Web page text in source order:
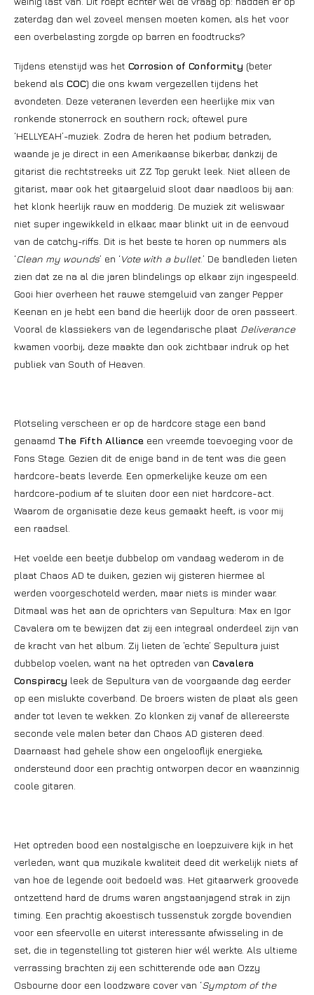
zaterdag dan wel zoveel mensen moeten komen, als het voor
een overbelasting zorgde op barren en foodtrucks?
Tijdens etenstijd was het Corrosion of Conformity (beter
bekend als COC) die ons kwam vergezellen tijdens het
avondeten. Deze veteranen leverden een heerlijke mix van
ronkende stonerrock en southern rock; oftewel pure
‘HELLYEAH’-muziek. Zodra de heren het podium betraden,
waande je je direct in een Amerikaanse bikerbar, dankzij de
gitarist die rechtstreeks uit ZZ Top gerukt leek. Niet alleen de
gitarist, maar ook het gitaargeluid sloot daar naadloos bij aan:
het klonk heerlijk rauw en modderig. De muziek zit weliswaar
niet super ingewikkeld in elkaar, maar blinkt uit in de eenvoud
van de catchy-riffs. Dit is het beste te horen op nummers als
‘Clean my wounds’ en ‘Vote with a bullet.’ De bandleden lieten
zien dat ze na al die jaren blindelings op elkaar zijn ingespeeld.
Gooi hier overheen het rauwe stemgeluid van zanger Pepper
Keenan en je hebt een band die heerlijk door de oren passeert.
Vooral de klassiekers van de legendarische plaat Deliverance
kwamen voorbij, deze maakte dan ook zichtbaar indruk op het
publiek van South of Heaven.
Plotseling verscheen er op de hardcore stage een band
genaamd The Fifth Alliance een vreemde toevoeging voor de
Fons Stage. Gezien dit de enige band in de tent was die geen
hardcore-beats leverde. Een opmerkelijke keuze om een
hardcore-podium af te sluiten door een niet hardcore-act.
Waarom de organisatie deze keus gemaakt heeft, is voor mij
een raadsel.
Het voelde een beetje dubbelop om vandaag wederom in de
plaat Chaos AD te duiken, gezien wij gisteren hiermee al
werden voorgeschoteld werden, maar niets is minder waar.
Ditmaal was het aan de oprichters van Sepultura: Max en Igor
Cavalera om te bewijzen dat zij een integraal onderdeel zijn van
de kracht van het album. Zij lieten de ‘echte’ Sepultura juist
dubbelop voelen, want na het optreden van Cavalera
Conspiracy leek de Sepultura van de voorgaande dag eerder
op een mislukte coverband. De broers wisten de plaat als geen
ander tot leven te wekken. Zo klonken zij vanaf de allereerste
seconde vele malen beter dan Chaos AD gisteren deed.
Daarnaast had gehele show een ongelooflijk energieke,
ondersteund door een prachtig ontworpen decor en waanzinnig
coole gitaren.
Het optreden bood een nostalgische en loepzuivere kijk in het
verleden, want qua muzikale kwaliteit deed dit werkelijk niets af
van hoe de legende ooit bedoeld was. Het gitaarwerk groovede
ontzettend hard de drums waren angstaanjagend strak in zijn
timing. Een prachtig akoestisch tussenstuk zorgde bovendien
voor een sfeervolle en uiterst interessante afwisseling in de
set, die in tegenstelling tot gisteren hier wél werkte. Als ultieme
verrassing brachten zij een schitterende ode aan Ozzy
Osbourne door een loodzware cover van ‘Symptom of the